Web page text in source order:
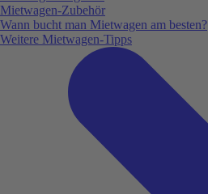
Mietwagen-Zubehör
Wann bucht man Mietwagen am besten?
Weitere Mietwagen-Tipps